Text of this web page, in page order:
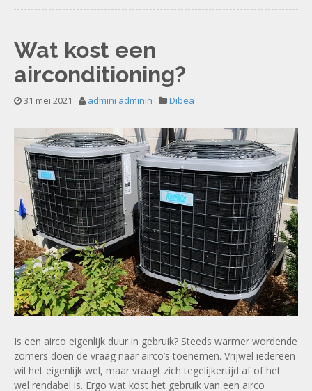
Wat kost een
airconditioning?
31 mei 2021 admini adminin Dibea
Is een airco eigenlijk duur in gebruik? Steeds warmer wordende
zomers doen de vraag naar airco’s toenemen. Vrijwel iedereen
wil het eigenlijk wel, maar vraagt zich tegelijkertijd af of het
wel rendabel is. Ergo wat kost het gebruik van een airco